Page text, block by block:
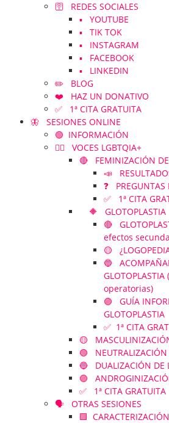
🛜 REDES SOCIALES
▪️ YOUTUBE
▪️ TIK TOK
▪️ INSTAGRAM
▪️ FACEBOOK
▪️ LINKEDIN
✏️ BLOG
❤️ HAZ UN DONATIVO
✅ 1ª CITA GRATUITA
🦋 SESIONES ONLINE
🟢 INFORMACIÓN
🏳️‍🌈 VOCES LGBTQIA+
🔴 FEMINIZACIÓN
📣
❓ PREGUNTAS
✅ 1ª CITA
🔶 GLOTOPLASTIA
🔴
efectos
🟡
🔵
operatorias)
🟣 GUÍA
GLOTOPLASTIA
✅ 1ª CITA
🟡
🟢 NEUTRALIZACIÓN
🔵 DUALIZACIÓN DE
🟣
✅ 1ª CITA GRATUITA
🗣️ OTRAS SESIONES
🟪